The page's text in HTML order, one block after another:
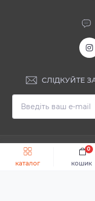
каталог кошик
0
Швидке замовлення
СЛІДКУЙТЕ
ІНФОРМАЦІЯ